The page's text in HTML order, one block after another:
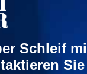
Schleif